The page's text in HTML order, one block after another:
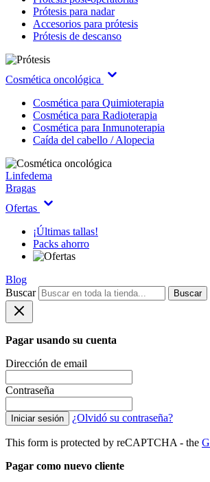
Prótesis para nadar
Accesorios para prótesis
Prótesis de descanso
Cosmética oncológica
Cosmética para Quimioterapia
Cosmética para Radioterapia
Cosmética para Inmunoterapia
Caída del cabello / Alopecia
Linfedema
Bragas
Ofertas
¡Últimas tallas!
Packs ahorro
Blog
Buscar
Buscar
Pagar usando su cuenta
Dirección de email
Contraseña
Iniciar sesión ¿Olvidó su contraseña?
This form is protected by reCAPTCHA - the
Pagar como nuevo cliente